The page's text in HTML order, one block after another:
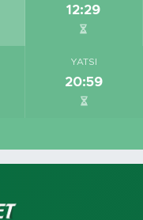
12:29
YATSI
20:59